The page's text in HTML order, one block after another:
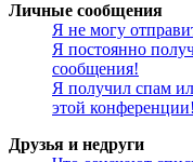
Личные сообщения
Я не могу
Я постоянно
сообщения!
Я получил спам
этой конференции!
Друзья и недруги